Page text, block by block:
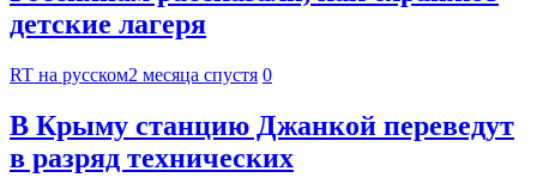
детские лагеря
RT на русском2 месяца спустя 0
В Крыму станцию Джанкой переведут
в разряд технических